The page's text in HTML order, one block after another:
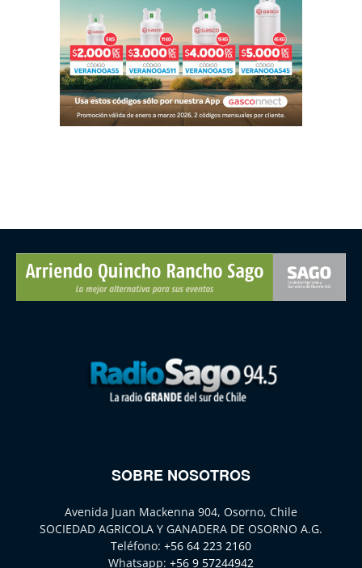
SOBRE NOSOTROS
Avenida Juan Mackenna 904, Osorno, Chile
SOCIEDAD AGRICOLA Y GANADERA DE OSORNO A.G.
Teléfono: +56 64 223 2160
Whatsapp: +56 9 57244942